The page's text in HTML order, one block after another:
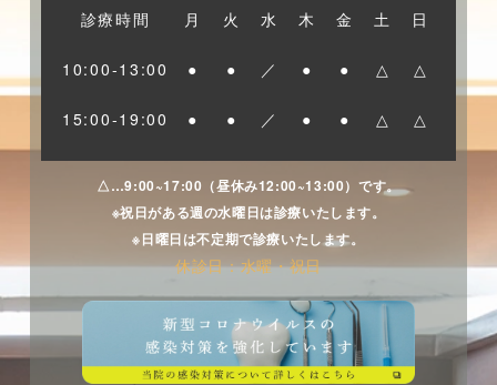
診療時間 月 火 水 木 金 土 日
10:00-13:00 ● ● ／ ● ● △ △
15:00-19:00 ● ● ／ ● ● △ △
△…9:00~17:00（昼休み12:00~13:00）です。
※祝日がある週の水曜日は診療いたします。
※日曜日は不定期で診療いたします。
休診日：水曜・祝日